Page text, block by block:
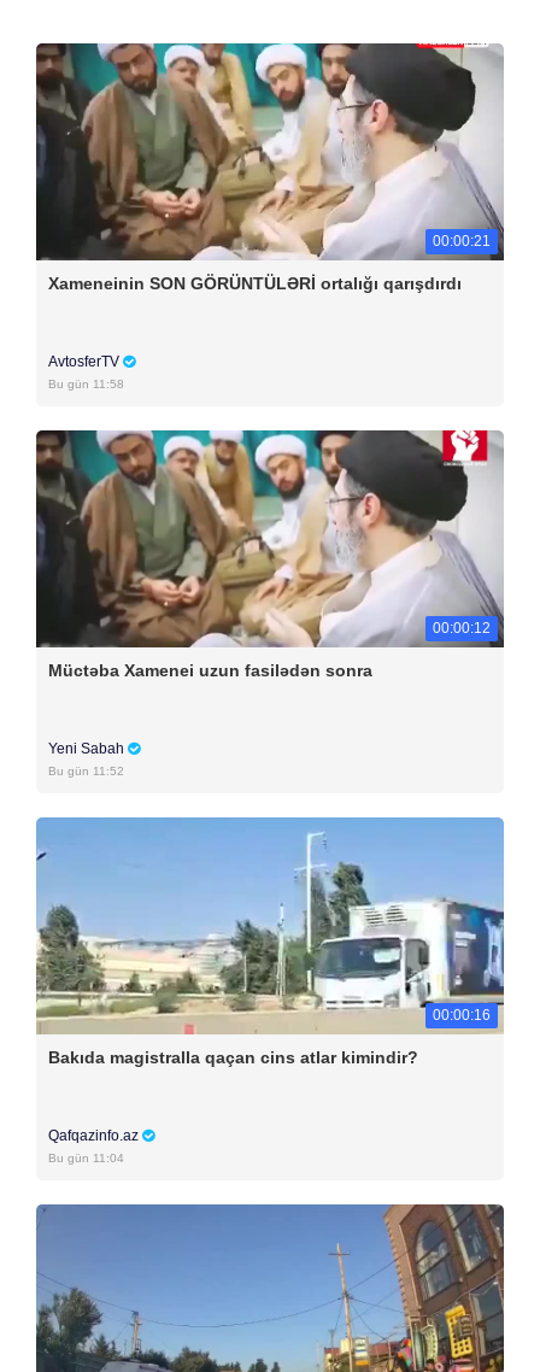
00:00:21
Xameneinin SON GÖRÜNTÜLƏRİ ortalığı qarışdırdı
AvtosferTV
Bu gün 11:58
00:00:12
Müctəba Xamenei uzun fasilədən sonra
Yeni Sabah
Bu gün 11:52
00:00:16
Bakıda magistralla qaçan cins atlar kimindir?
Qafqazinfo.az
Bu gün 11:04